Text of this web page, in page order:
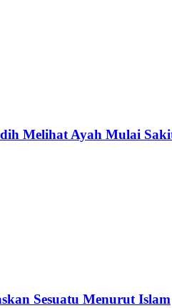
Melihat Ayah Mulai
Sesuatu Menurut Islam